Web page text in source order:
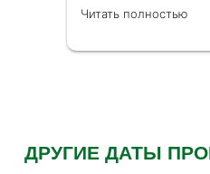
восприятия
Читать полностью
ДРУГИЕ ДАТЫ